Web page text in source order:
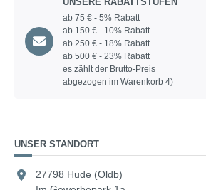
ab 75 € - 5% Rabatt
ab 150 € - 10% Rabatt
ab 250 € - 18% Rabatt
ab 500 € - 23% Rabatt
es zählt der Brutto-Preis
abgezogen im Warenkorb 4)
UNSER STANDORT
27798 Hude (Oldb)